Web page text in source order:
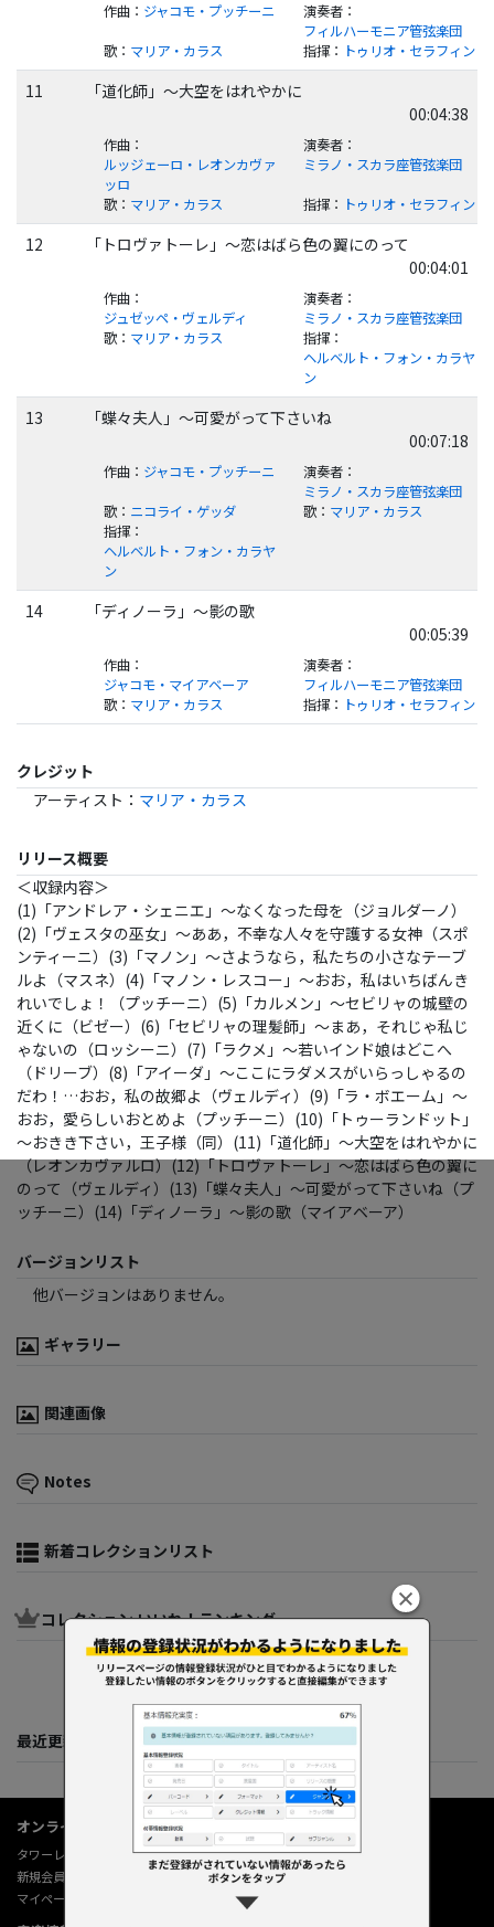
作曲： ジャコモ・プッチーニ 演奏者：
フィルハーモニア管弦楽団
歌： マリア・カラス 指揮： トゥリオ・セラフィン
11
「道化師」～大空をはれやかに
00:04:38
作曲：
ルッジェーロ・レオンカヴァ
ッロ
演奏者：
ミラノ・スカラ座管弦楽団
歌： マリア・カラス 指揮： トゥリオ・セラフィン
12
「トロヴァトーレ」～恋はばら色の翼にのって
00:04:01
作曲：
ジュゼッペ・ヴェルディ
演奏者：
ミラノ・スカラ座管弦楽団
歌： マリア・カラス 指揮：
ヘルベルト・フォン・カラヤ
ン
13
「蝶々夫人」～可愛がって下さいね
00:07:18
作曲： ジャコモ・プッチーニ 演奏者：
ミラノ・スカラ座管弦楽団
歌： ニコライ・ゲッダ 歌： マリア・カラス
指揮：
ヘルベルト・フォン・カラヤ
ン
14
「ディノーラ」～影の歌
00:05:39
作曲：
ジャコモ・マイアベーア
演奏者：
フィルハーモニア管弦楽団
歌： マリア・カラス 指揮： トゥリオ・セラフィン
クレジット
アーティスト ： マリア・カラス
リリース概要
＜収録内容＞
(1)「アンドレア・シェニエ」～なくなった母を（ジョルダーノ）
(2)「ヴェスタの巫女」～ああ，不幸な人々を守護する女神（スポ
ンティーニ）(3)「マノン」～さようなら，私たちの小さなテーブ
ルよ（マスネ）(4)「マノン・レスコー」～おお，私はいちばんき
れいでしょ！（プッチーニ）(5)「カルメン」～セビリャの城壁の
近くに（ビゼー）(6)「セビリャの理髪師」～まあ，それじゃ私じ
ゃないの（ロッシーニ）(7)「ラクメ」～若いインド娘はどこへ
（ドリーブ）(8)「アイーダ」～ここにラダメスがいらっしゃるの
だわ！…おお，私の故郷よ（ヴェルディ）(9)「ラ・ボエーム」～
おお，愛らしいおとめよ（プッチーニ）(10)「トゥーランドット」
～おきき下さい，王子様（同）(11)「道化師」～大空をはれやかに
（レオンカヴァルロ）(12)「トロヴァトーレ」～恋はばら色の翼に
のって（ヴェルディ）(13)「蝶々夫人」～可愛がって下さいね（プ
ッチーニ）(14)「ディノーラ」～影の歌（マイアベーア）
バージョンリスト
他バージョンはありません。
ギャラリー
関連画像
Notes
新着コレクションリスト
コレクション いいね！ランキング
最近更新してくれた人たち
オンラインショップ情報
タワーレコード オンライン
新規会員登録
マイページ